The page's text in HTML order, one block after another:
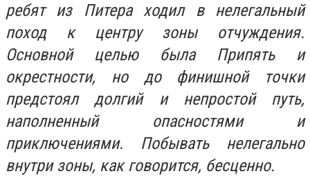
ребят из Питера ходил в нелегальный
поход к центру зоны отчуждения.
Основной целью была Припять и
окрестности, но до финишной точки
предстоял долгий и непростой путь,
наполненный опасностями и
приключениями. Побывать нелегально
внутри зоны, как говорится, бесценно.